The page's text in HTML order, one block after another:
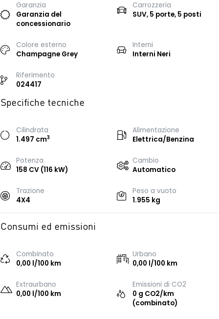
Garanzia
Garanzia del
concessionario
Carrozzeria
SUV, 5 porte, 5 posti
Colore esterno
Champagne Grey
Interni
Interni Neri
Riferimento
024417
Specifiche tecniche
Cilindrata
1.497 cm3
Alimentazione
Elettrica/Benzina
Potenza
158 CV (116 kW)
Cambio
Automatico
Trazione
4X4
Peso a vuoto
1.955 kg
Consumi ed emissioni
Combinato
0,00 l/100 km
Urbano
0,00 l/100 km
Extraurbano
0,00 l/100 km
Emissioni di CO2
0 g CO2/km
(combinato)